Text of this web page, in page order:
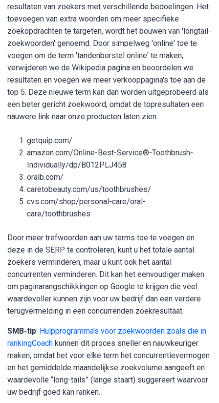
resultaten van zoekers met verschillende bedoelingen. Het
toevoegen van extra woorden om meer specifieke
zoekopdrachten te targeten, wordt het bouwen van 'longtail-
zoekwoorden' genoemd. Door simpelweg 'online' toe te
voegen om de term 'tandenborstel online' te maken,
verwijderen we de Wikipedia pagina en beoordelen we
resultaten en voegen we meer verkooppagina's toe aan de
top 5. Deze nieuwe term kan dan worden uitgeprobeerd als
een beter gericht zoekwoord, omdat de topresultaten een
nauwere link naar onze producten laten zien:
getquip.com/
amazon.com/Online-Best-Service®-Toothbrush-
Individually/dp/B012PLJ458
oralb.com/
caretobeauty.com/us/toothbrushes/
cvs.com/shop/personal-care/oral-
care/toothbrushes
Door meer trefwoorden aan uw terms toe te voegen en
deze in de SERP te controleren, kunt u het totale aantal
zoekers verminderen, maar u kunt ook het aantal
concurrenten verminderen. Dit kan het eenvoudiger maken
om paginarangschikkingen op Google te krijgen die veel
waardevoller kunnen zijn voor uw bedrijf dan een verdere
terugvermelding in een concurrenden zoekresultaat.
SMB-tip: Hulpprogramma's voor zoekwoorden zoals die in
rankingCoach kunnen dit proces sneller en nauwkeuriger
maken, omdat het voor elke term het concurrentievermogen
en het gemiddelde maandelijkse zoekvolume aangeeft en
waardevolle “long-tails” (lange staart) suggereert waarvoor
uw bedrijf goed kan ranken.